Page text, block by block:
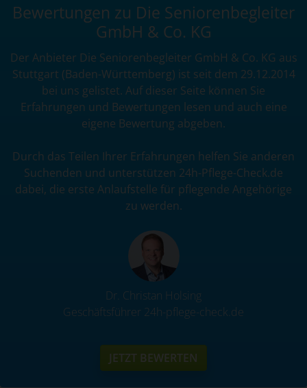
Bewertungen zu Die Seniorenbegleiter
GmbH & Co. KG
Der Anbieter Die Seniorenbegleiter GmbH & Co. KG aus
Stuttgart (Baden-Württemberg) ist seit dem 29.12.2014
bei uns gelistet. Auf dieser Seite können Sie
Erfahrungen und Bewertungen lesen und auch eine
eigene Bewertung abgeben.
Durch das Teilen Ihrer Erfahrungen helfen Sie anderen
Suchenden und unterstützen 24h-Pflege-Check.de
dabei, die erste Anlaufstelle für pflegende Angehörige
zu werden.
Dr. Christan Holsing
Geschäftsführer 24h-pflege-check.de
JETZT BEWERTEN